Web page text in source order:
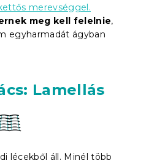
merevséggel.
meg kell felelnie,
egyharmadát ágyban
Lamellás
lécekből áll. Minél több